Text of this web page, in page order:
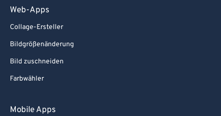
Web-Apps
Collage-Ersteller
Bildgrößenänderung
Bild zuschneiden
Farbwähler
Mobile Apps